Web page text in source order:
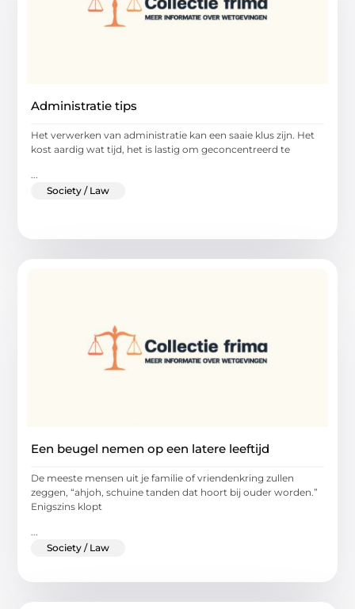
Administratie tips
Het verwerken van administratie kan een saaie klus zijn. Het
kost aardig wat tijd, het is lastig om geconcentreerd te
...
Society / Law
Een beugel nemen op een latere leeftijd
De meeste mensen uit je familie of vriendenkring zullen
zeggen, “ahjoh, schuine tanden dat hoort bij ouder worden.”
Enigszins klopt
...
Society / Law